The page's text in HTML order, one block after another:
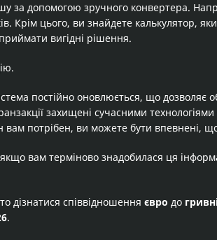
за допомогою зручного конвертера.
Крім цього, ви знайдете калькулятор,
вигідні рішення.
постійно оновлюється, що дозволяє
захищені сучасними
потрібен, ви можете бути впевнені,
вам терміново знадобилася ця
дізнатися співвідношення євро до
.